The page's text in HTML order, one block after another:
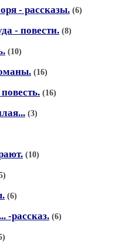
- рассказы. (6)
- повести. (8)
(10)
(16)
(16)
(3)
(10)
(6)
-рассказ. (6)